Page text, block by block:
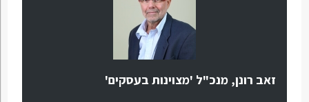
זאב רונן, מנכ"ל 'מצוינות בעסקים'